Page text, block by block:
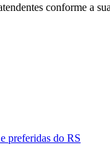
conforme a